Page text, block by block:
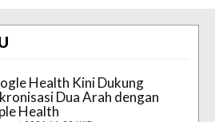
Health Kini Dukung
Dua Arah dengan
Health